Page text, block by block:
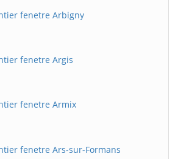
fenetre Arbigny
fenetre Argis
fenetre Armix
fenetre Ars-sur-Formans